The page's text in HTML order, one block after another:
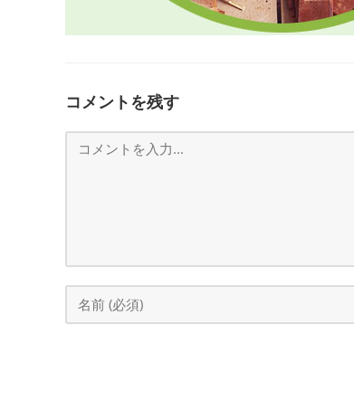
コメントを残す